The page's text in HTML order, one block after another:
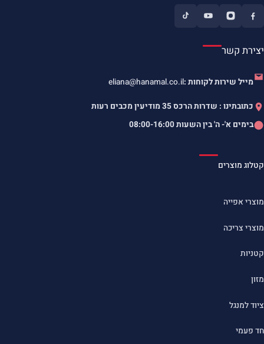
יצירת קשר
מייל שירות לקוחות :eliana@hanamal.co.il
כתובתינו : שדרות הרכס 35 מודיעין מכבים רעות
בימים א'- ה' בין השעות08:00-16:00
קטלוג מוצרים
מוצרי אפייה
מוצרי צריכה
קטניות
מזון
ציוד למנגל
חד פעמי